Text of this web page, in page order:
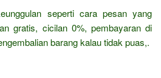
seperti cara pesan yang
gratis, cicilan 0%, pembayaran di
barang kalau tidak puas,.